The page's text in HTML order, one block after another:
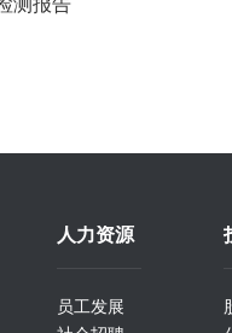
测报告
人力资源
员工发展